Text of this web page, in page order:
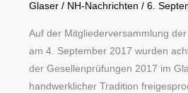
Glaser/ NH-Nachrichten / 6.
Auf der Mitgliederversammlung
am 4. September 2017 wurden
der Gesellenprüfungen 2017 im
handwerklicher Tradition